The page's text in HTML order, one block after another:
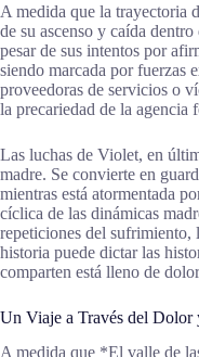
A medida que la trayectoria
de su ascenso y caída
pesar de sus intentos por
siendo marcada por fuerzas
proveedoras de servicios o
la precariedad de la agencia
Las luchas de Violet, en
madre. Se convierte en
mientras está atormentada
cíclica de las dinámicas
repeticiones del
historia puede dictar las
comparten está lleno de
Un Viaje a Través del Dolor
A medida que *El valle de